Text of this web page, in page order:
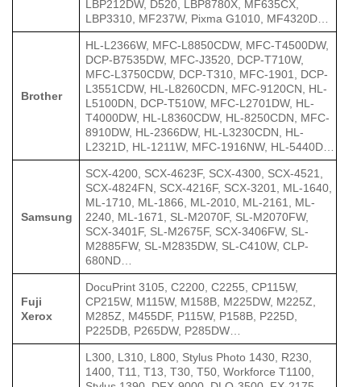
LBP212DW, D520, LBP8780X, MF635CX,
LBP3310, MF237W, Pixma G1010, MF4320D…
Brother
HL-L2366W, MFC-L8850CDW, MFC-T4500DW,
DCP-B7535DW, MFC-J3520, DCP-T710W,
MFC-L3750CDW, DCP-T310, MFC-1901, DCP-
L3551CDW, HL-L8260CDN, MFC-9120CN, HL-
L5100DN, DCP-T510W, MFC-L2701DW, HL-
T4000DW, HL-L8360CDW, HL-8250CDN, MFC-
8910DW, HL-2366DW, HL-L3230CDN, HL-
L2321D, HL-1211W, MFC-1916NW, HL-5440D…
Samsung
SCX-4200, SCX-4623F, SCX-4300, SCX-4521,
SCX-4824FN, SCX-4216F, SCX-3201, ML-1640,
ML-1710, ML-1866, ML-2010, ML-2161, ML-
2240, ML-1671, SL-M2070F, SL-M2070FW,
SCX-3401F, SL-M2675F, SCX-3406FW, SL-
M2885FW, SL-M2835DW, SL-C410W, CLP-
680ND…
Fuji
Xerox
DocuPrint 3105, C2200, C2255, CP115W,
CP215W, M115W, M158B, M225DW, M225Z,
M285Z, M455DF, P115W, P158B, P225D,
P225DB, P265DW, P285DW…
L300, L310, L800, Stylus Photo 1430, R230,
1400, T11, T13, T30, T50, Workforce T1100,